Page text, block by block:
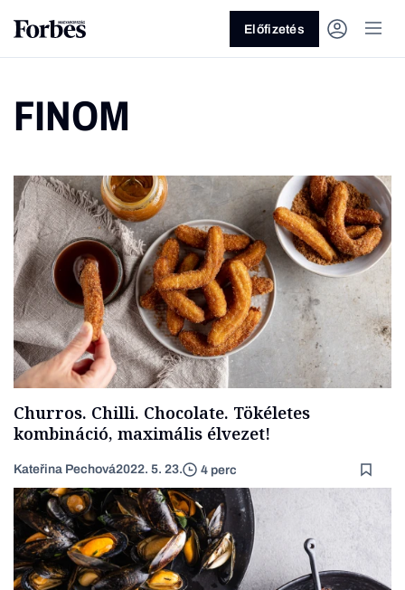
Vagy fedezze fel a következő
témákat
Üzlet Pénz Zöld Legyél jobb!
Előfizetés
FINOM
Churros. Chilli. Chocolate. Tökéletes
kombináció, maximális élvezet!
Kateřina Pechová2022. 5. 23. 4 perc